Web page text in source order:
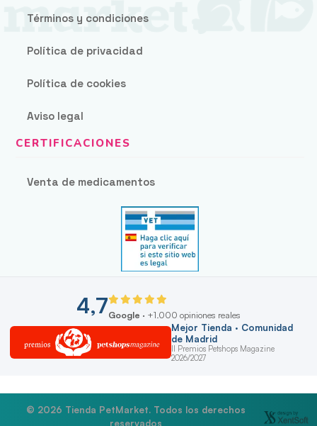
Términos y condiciones
Política de privacidad
Política de cookies
Aviso legal
Venta de medicamentos
4,7Google · +1.000 opiniones reales
Mejor Tienda · Comunidad
de Madrid
II Premios Petshops Magazine
2026/2027
© 2026 Tienda PetMarket. Todos los derechos
reservados